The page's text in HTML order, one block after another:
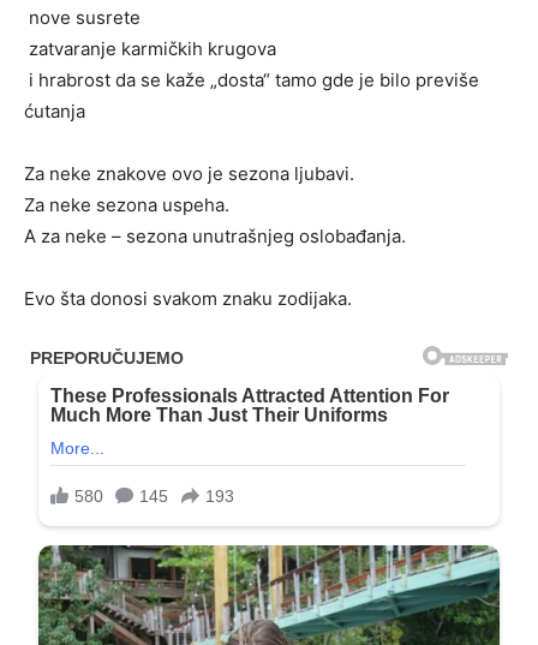
nove susrete
zatvaranje karmičkih krugova
i hrabrost da se kaže „dosta“ tamo gde je bilo previše
ćutanja
Za neke znakove ovo je sezona ljubavi.
Za neke sezona uspeha.
A za neke – sezona unutrašnjeg oslobađanja.
Evo šta donosi svakom znaku zodijaka.